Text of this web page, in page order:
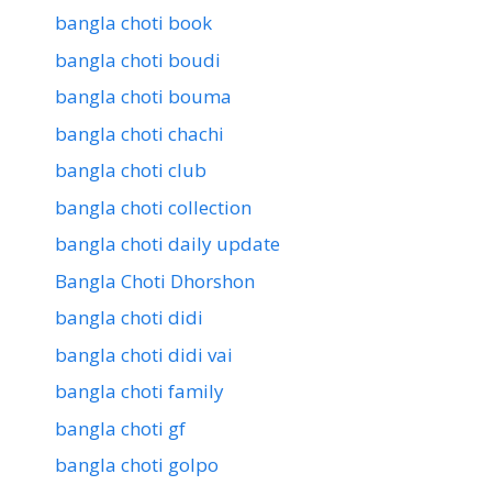
bangla choti book
bangla choti boudi
bangla choti bouma
bangla choti chachi
bangla choti club
bangla choti collection
bangla choti daily update
Bangla Choti Dhorshon
bangla choti didi
bangla choti didi vai
bangla choti family
bangla choti gf
bangla choti golpo